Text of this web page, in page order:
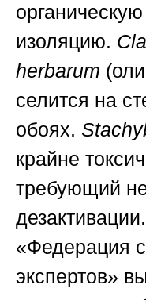
органическую
изоляцию.
herbarum
селится на
обоях.
крайне
требующий
«Федерация
экспертов»